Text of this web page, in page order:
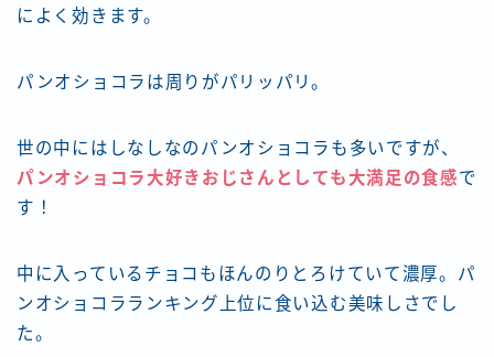
によく効きます。
パンオショコラは周りがパリッパリ。
世の中にはしなしなのパンオショコラも多いですが、
パンオショコラ大好きおじさんとしても大満足の食感で
す！
中に入っているチョコもほんのりとろけていて濃厚。パ
ンオショコラランキング上位に食い込む美味しさでし
た。